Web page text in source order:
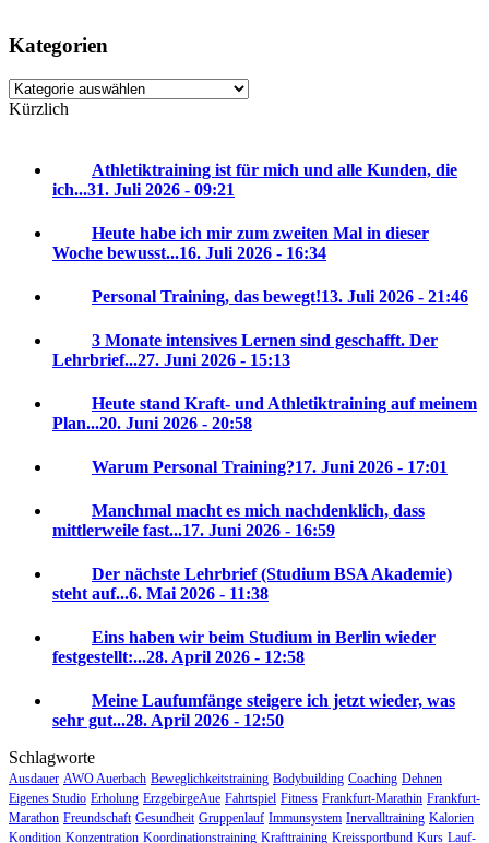
Kategorien
Kategorien
Kürzlich
Athletiktraining ist für mich und alle Kunden, die
ich...31. Juli 2026 - 09:21
Heute habe ich mir zum zweiten Mal in dieser
Woche bewusst...16. Juli 2026 - 16:34
Personal Training, das bewegt!13. Juli 2026 - 21:46
3 Monate intensives Lernen sind geschafft. Der
Lehrbrief...27. Juni 2026 - 15:13
Heute stand Kraft- und Athletiktraining auf meinem
Plan...20. Juni 2026 - 20:58
Warum Personal Training?17. Juni 2026 - 17:01
Manchmal macht es mich nachdenklich, dass
mittlerweile fast...17. Juni 2026 - 16:59
Der nächste Lehrbrief (Studium BSA Akademie)
steht auf...6. Mai 2026 - 11:38
Eins haben wir beim Studium in Berlin wieder
festgestellt:...28. April 2026 - 12:58
Meine Laufumfänge steigere ich jetzt wieder, was
sehr gut...28. April 2026 - 12:50
Schlagworte
Ausdauer AWO Auerbach Beweglichkeitstraining Bodybuilding Coaching Dehnen
Eigenes Studio Erholung ErzgebirgeAue Fahrtspiel Fitness Frankfurt-Marathin Frankfurt-
Marathon Freundschaft Gesundheit Gruppenlauf Immunsystem Inervalltraining Kalorien
Kondition Konzentration Koordinationstraining Krafttraining Kreissportbund Kurs Lauf-